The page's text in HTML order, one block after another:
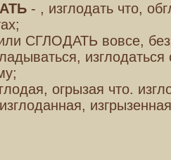
- , изглодать что,
или СГЛОДАТЬ вовсе, без
изглодаться
глодая, огрызая что.